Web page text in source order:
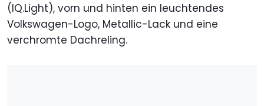
(IQ.Light), vorn und hinten ein leuchtendes
Volkswagen-Logo, Metallic-Lack und eine
verchromte Dachreling.